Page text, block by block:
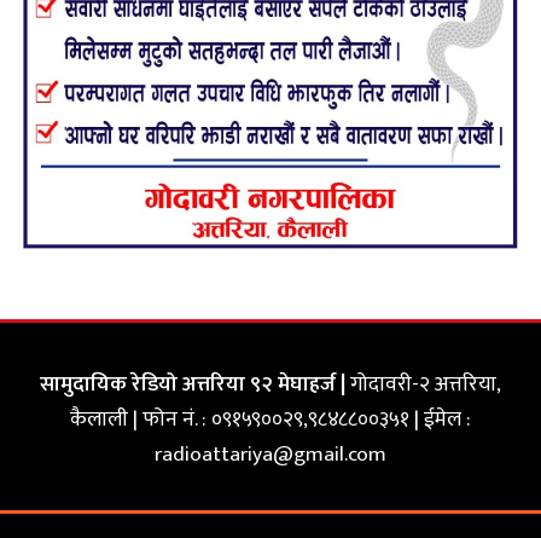
सामुदायिक रेडियो अत्तरिया ९२ मेघाहर्ज |गोदावरी-२ अत्तरिया,
कैलाली | फोन नं. : ०९१५९००२९,९८४८८००३५१ | ईमेल :
radioattariya@gmail.com